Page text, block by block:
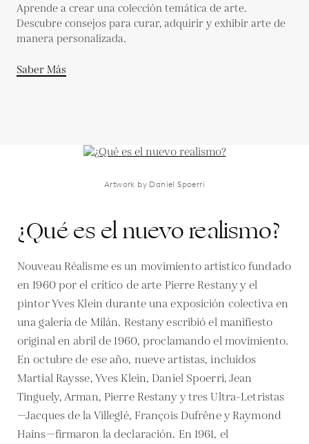
Aprende a crear una colección temática de arte.
Descubre consejos para curar, adquirir y exhibir arte de
manera personalizada.
Saber Más
Artwork by Daniel Spoerri
¿Qué es el nuevo realismo?
Nouveau Réalisme es un movimiento artístico fundado
en 1960 por el crítico de arte Pierre Restany y el
pintor Yves Klein durante una exposición colectiva en
una galería de Milán. Restany escribió el manifiesto
original en abril de 1960, proclamando el movimiento.
En octubre de ese año, nueve artistas, incluidos
Martial Raysse, Yves Klein, Daniel Spoerri, Jean
Tinguely, Arman, Pierre Restany y tres Ultra-Letristas
—Jacques de la Villeglé, François Dufrêne y Raymond
Hains—firmaron la declaración. En 1961, el